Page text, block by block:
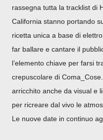
rassegna tutta la tracklist di
California stanno portando
ricetta unica a base di
far ballare e cantare il
l’elemento chiave per farsi
crepuscolare di
arricchito anche da visual e
per ricreare dal vivo le
Le nuove date in continuo